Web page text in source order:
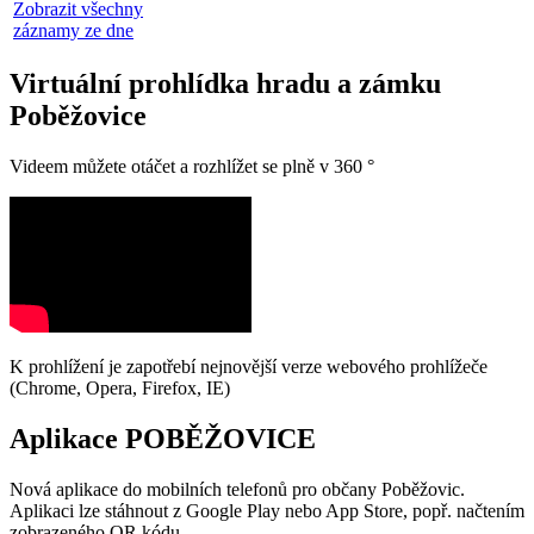
Zobrazit všechny
záznamy ze dne
Virtuální prohlídka hradu a zámku
Poběžovice
Videem můžete otáčet a rozhlížet se plně v 360 °
K prohlížení je zapotřebí nejnovější verze webového prohlížeče
(Chrome, Opera, Firefox, IE)
Aplikace POBĚŽOVICE
Nová aplikace do mobilních telefonů pro občany Poběžovic.
Aplikaci lze stáhnout z Google Play nebo App Store, popř. načtením